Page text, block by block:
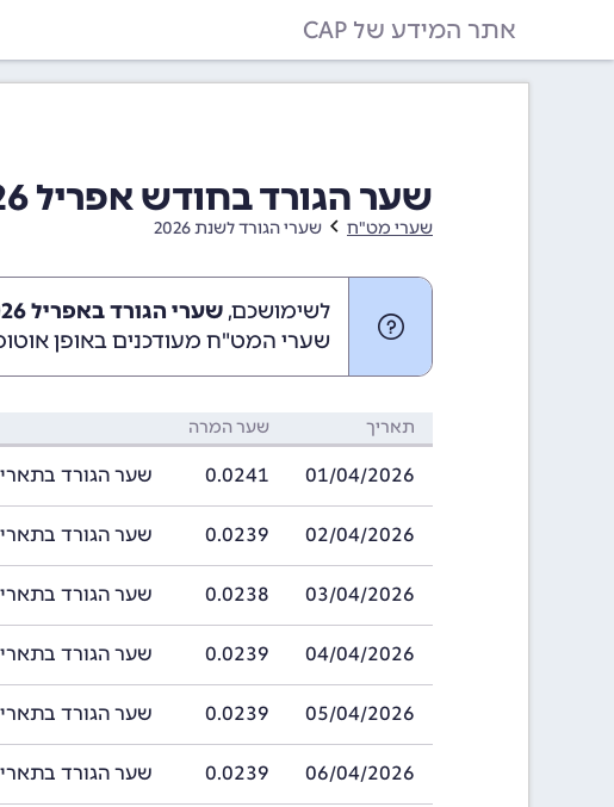
אתר המידע של CAP
שער הגורד בחודש אפריל 2026 (04/2026)
שערי מט"ח שערי הגורד לשנת 2026
לשימושכם, שערי הגורד באפריל 2026 (04/2026)
שערי המט"ח מעודכנים באופן
תאריך שער המרה
01/04/2026
0.0241 שער הגורד בתאריך 01/04/2026 הוא
02/04/2026
0.0239 שער הגורד בתאריך 02/04/2026 הוא
03/04/2026
0.0238 שער הגורד בתאריך 03/04/2026 הוא
04/04/2026
0.0239 שער הגורד בתאריך 04/04/2026 הוא
05/04/2026
0.0239 שער הגורד בתאריך 05/04/2026 הוא
06/04/2026
0.0239 שער הגורד בתאריך 06/04/2026 הוא